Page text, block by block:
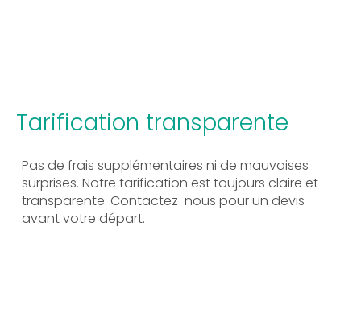
Tarification transparente
Pas de frais supplémentaires ni de mauvaises
surprises. Notre tarification est toujours claire et
transparente. Contactez-nous pour un devis
avant votre départ.